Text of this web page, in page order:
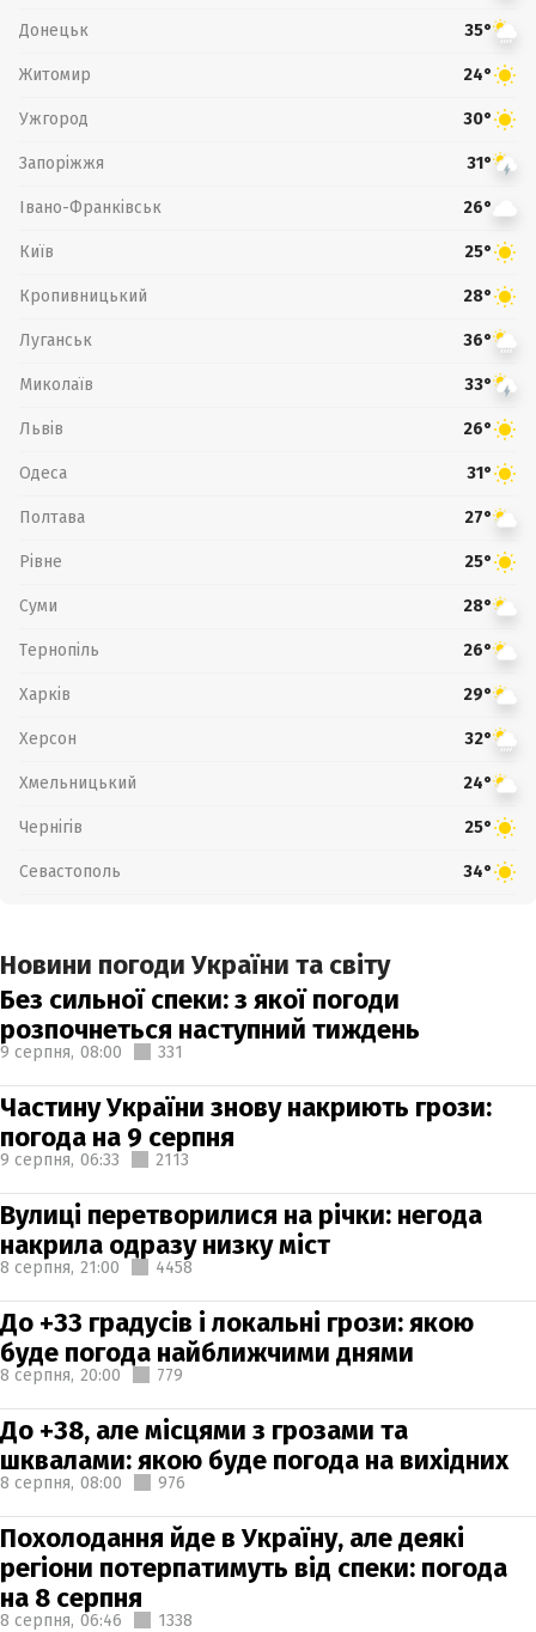
Донецьк 35°
Житомир 24°
Ужгород 30°
Запоріжжя 31°
Івано-Франківськ 26°
Київ 25°
Кропивницький 28°
Луганськ 36°
Миколаїв 33°
Львів 26°
Одеса 31°
Полтава 27°
Рівне 25°
Суми 28°
Тернопіль 26°
Харків 29°
Херсон 32°
Хмельницький 24°
Чернігів 25°
Севастополь 34°
Новини погоди України та світу
Без сильної спеки: з якої погоди
розпочнеться наступний тиждень
9 серпня, 08:00 331
Частину України знову накриють грози:
погода на 9 серпня
9 серпня, 06:33 2113
Вулиці перетворилися на річки: негода
накрила одразу низку міст
8 серпня, 21:00 4458
До +33 градусів і локальні грози: якою
буде погода найближчими днями
8 серпня, 20:00 779
До +38, але місцями з грозами та
шквалами: якою буде погода на вихідних
8 серпня, 08:00 976
Похолодання йде в Україну, але деякі
регіони потерпатимуть від спеки: погода
на 8 серпня
8 серпня, 06:46 1338